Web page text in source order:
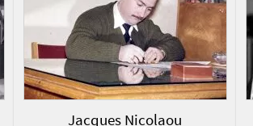
Jacques Nicolaou